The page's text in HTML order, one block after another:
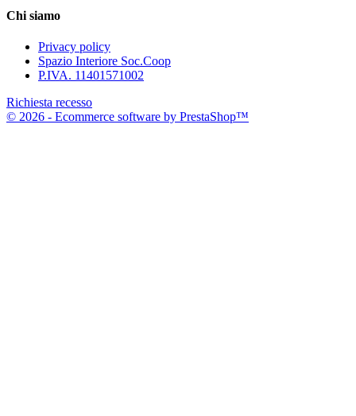
Chi siamo
Privacy policy
Spazio Interiore Soc.Coop
P.IVA. 11401571002
Richiesta recesso
© 2026 - Ecommerce software by PrestaShop™